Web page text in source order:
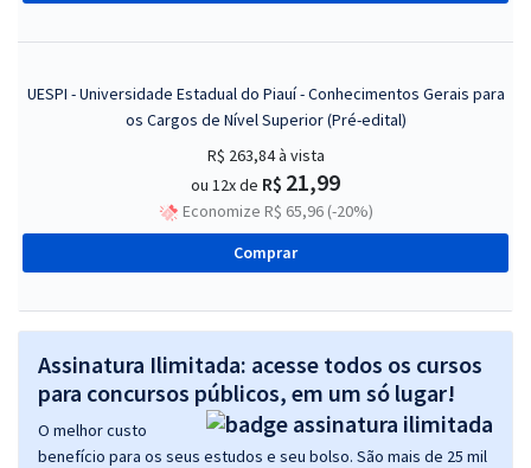
UESPI - Universidade Estadual do Piauí - Conhecimentos Gerais para
os Cargos de Nível Superior (Pré-edital)
R$ 263,84à vista
ou 12x de R$ 21,99
Economize R$ 65,96 (-20%)
Comprar
Assinatura Ilimitada: acesse todos os cursos
para concursos públicos, em um só lugar!
O melhor custo
benefício para os seus estudos e seu bolso. São mais de 25 mil